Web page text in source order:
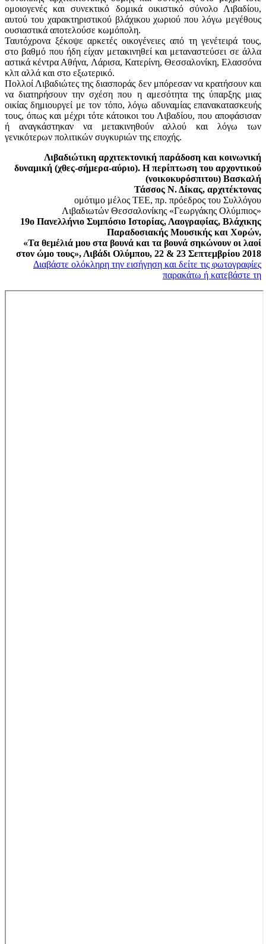
ομοιογενές και συνεκτικό δομικά οικιστικό σύνολο Λιβαδίου,
αυτού του χαρακτηριστικού βλάχικου χωριού που λόγω μεγέθους
ουσιαστικά αποτελούσε κωμόπολη.
Ταυτόχρονα ξέκοψε αρκετές οικογένειες από τη γενέτειρά τους,
στο βαθμό που ήδη είχαν μετακινηθεί και μεταναστεύσει σε άλλα
αστικά κέντρα Αθήνα, Λάρισα, Κατερίνη, Θεσσαλονίκη, Ελασσόνα
κλπ αλλά και στο εξωτερικό.
Πολλοί Λιβαδιώτες της διασποράς δεν μπόρεσαν να κρατήσουν και
να διατηρήσουν την σχέση που η αμεσότητα της ύπαρξης μιας
οικίας δημιουργεί με τον τόπο, λόγω αδυναμίας επανακατασκευής
τους, όπως και μέχρι τότε κάτοικοι του Λιβαδίου, που αποφάσισαν
ή αναγκάστηκαν να μετακινηθούν αλλού και λόγω των
γενικότερων πολιτικών συγκυριών της εποχής.
Λιβαδιώτικη αρχιτεκτονική παράδοση και κοινωνική
δυναμική (χθες-σήμερα-αύριο). Η περίπτωση του αρχοντικού
(νοικοκυρόσπιτου) Βασκαλή
Τάσσος Ν. Δίκας, αρχιτέκτονας
ομότιμο μέλος ΤΕΕ, πρ. πρόεδρος του Συλλόγου
Λιβαδιωτών Θεσσαλονίκης «Γεωργάκης Ολύμπιος»
19ο Πανελλήνιο Συμπόσιο Ιστορίας, Λαογραφίας, Βλάχικης
Παραδοσιακής Μουσικής και Χορών,
«Τα θεμέλιά μου στα βουνά και τα βουνά σηκώνουν οι λαοί
στον ώμο τους», Λιβάδι Ολύμπου, 22 & 23 Σεπτεμβρίου 2018
Διαβάστε ολόκληρη την εισήγηση και δείτε τις φωτογραφίες
παρακάτω ή κατεβάστε τη